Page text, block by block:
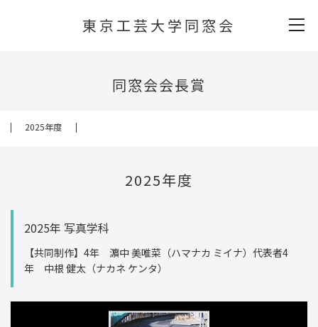
東京工芸大学同窓会
同窓会会長賞
2025年度
2025年度
2025年 写真学科
【共同制作】4年 濵中 美唯菜（ハマナカ ミイナ）代表者4
年 中根 健太（ナカネ ケンタ）